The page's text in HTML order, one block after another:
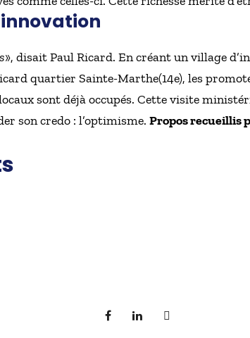
», disait Paul Ricard. En créant un village
quartier Sainte-Marthe(14e), les
sont déjà occupés. Cette visite
son credo : l’optimisme. Propos recueillis